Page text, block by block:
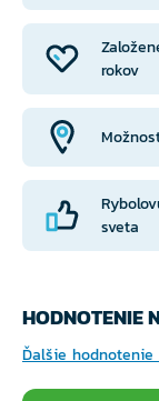
rokov
sveta
HODNOTENIE
Ďalšie hodnotenie